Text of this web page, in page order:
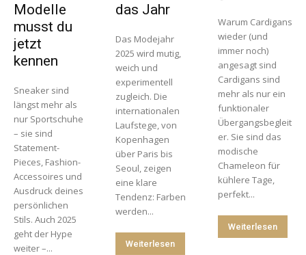
Modelle
musst du
jetzt
kennen
Sneaker sind
längst mehr als
nur Sportschuhe
– sie sind
Statement-
Pieces, Fashion-
Accessoires und
Ausdruck deines
persönlichen
Stils. Auch 2025
geht der Hype
weiter –...
das Jahr
Das Modejahr
2025 wird mutig,
weich und
experimentell
zugleich. Die
internationalen
Laufstege, von
Kopenhagen
über Paris bis
Seoul, zeigen
eine klare
Tendenz: Farben
werden...
Weiterlesen
Warum Cardigans
wieder (und
immer noch)
angesagt sind
Cardigans sind
mehr als nur ein
funktionaler
Übergangsbegleit
er. Sie sind das
modische
Chameleon für
kühlere Tage,
perfekt...
Weiterlesen